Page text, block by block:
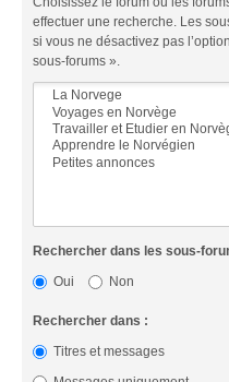
effectuer une recherche. Les
si vous ne désactivez pas
sous-forums ».
Rechercher dans les sous-
Oui
Non
Rechercher dans :
Titres et messages